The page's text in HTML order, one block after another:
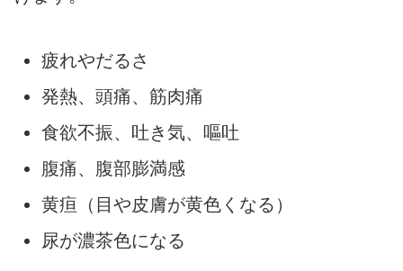
疲れやだるさ
発熱、頭痛、筋肉痛
食欲不振、吐き気、嘔吐
腹痛、腹部膨満感
黄疸（目や皮膚が黄色くなる）
尿が濃茶色になる